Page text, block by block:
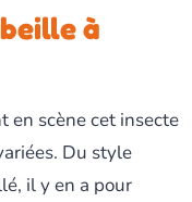
à
en scène cet insecte
Du style
il y en a pour